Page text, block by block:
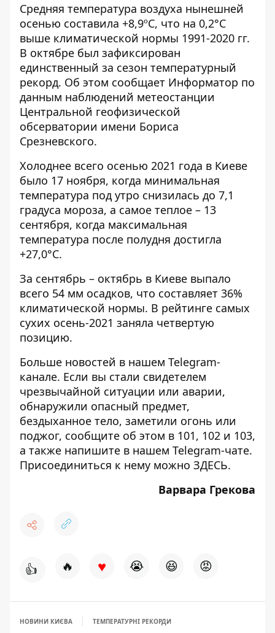
Средняя температура воздуха нынешней
осенью составила +8,9ºС, что на 0,2°С
выше климатической нормы 1991-2020 гг.
В октябре был зафиксирован
единственный за сезон температурный
рекорд. Об этом сообщает Информатор по
данным наблюдений метеостанции
Центральной геофизической
обсерватории имени Бориса
Срезневского.
Холоднее всего осенью 2021 года в Киеве
было 17 ноября, когда минимальная
температура под утро снизилась до 7,1
градуса мороза, а самое теплое – 13
сентября, когда максимальная
температура после полудня достигла
+27,0°С.
За сентябрь – октябрь в Киеве выпало
всего 54 мм осадков, что составляет 36%
климатической нормы. В рейтинге самых
сухих осень-2021 заняла четвертую
позицию.
Больше новостей в нашем Telegram-
канале. Если вы стали свидетелем
чрезвычайной ситуации или аварии,
обнаружили опасный предмет,
бездыханное тело, заметили огонь или
поджог, сообщите об этом в 101, 102 и 103,
а также напишите в нашем Telegram-чате.
Присоединиться к нему можно ЗДЕСЬ.
Варвара Грекова
👍 🔥 ♥ 😭 😆 😡
НОВИНИ КИЄВА ТЕМПЕРАТУРНІ РЕКОРДИ